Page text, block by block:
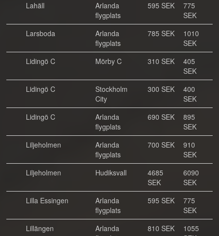
Lahäll
Arlanda
flygplats
595 SEK
775
SEK
Larsboda
Arlanda
flygplats
785 SEK
1010
SEK
Lidingö C
Mörby C 310 SEK
405
SEK
Lidingö C
Stockholm
City
300 SEK
400
SEK
Lidingö C
Arlanda
flygplats
690 SEK
895
SEK
Liljeholmen
Arlanda
flygplats
700 SEK
910
SEK
Liljeholmen
Hudiksvall
4685
SEK
6090
SEK
Lilla Essingen
Arlanda
flygplats
595 SEK
775
SEK
Lillängen
Arlanda
810 SEK
1055